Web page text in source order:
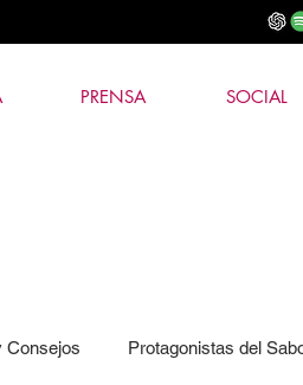
PRENSA SOCIAL
Consejos Protagonistas del